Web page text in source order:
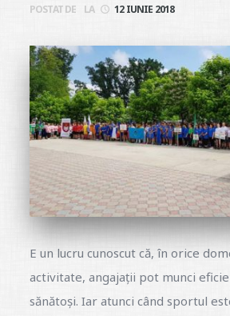
POSTAT DE LA 12 IUNIE 2018
E un lucru cunoscut că, în orice
activitate, angajații pot munci
sănătoși. Iar atunci când sportul